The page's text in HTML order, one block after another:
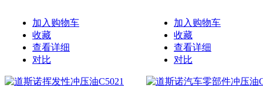
加入购物车
收藏
查看详细
对比
加入购物车
收藏
查看详细
对比